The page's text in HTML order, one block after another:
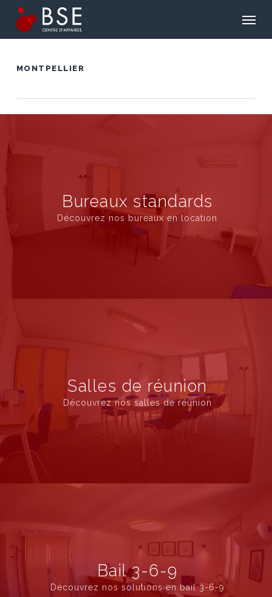
MONTPELLIER
Bureaux standards
Découvrez nos bureaux en location
Salles de réunion
Découvrez nos salles de réunion
Bail 3-6-9
Découvrez nos solutions en bail 3-6-9